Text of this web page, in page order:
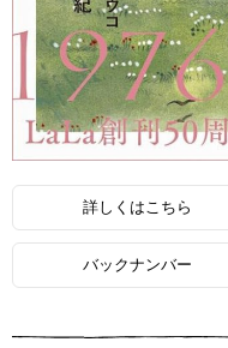
詳しくはこちら
バックナンバー